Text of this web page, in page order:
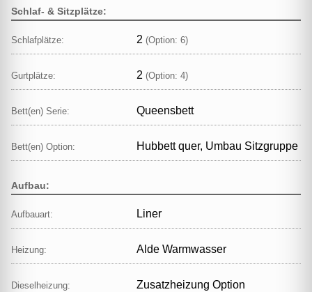
Schlaf- & Sitzplätze:
Schlafplätze: 2 (Option: 6)
Gurtplätze: 2 (Option: 4)
Bett(en) Serie: Queensbett
Bett(en) Option: Hubbett quer, Umbau Sitzgruppe
Aufbau:
Aufbauart: Liner
Heizung: Alde Warmwasser
Dieselheizung: Zusatzheizung Option